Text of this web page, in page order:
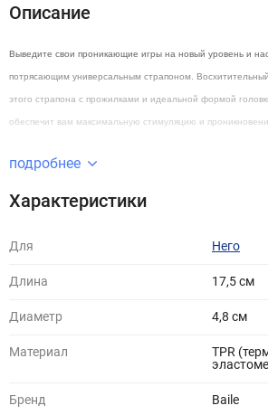
Описание
Выведите свои проникающие игры на новый уровень и
потрясающим универсальным страпоном.
этого страпона с прожилками и идеальной формой
обеспечит вам максимальную стимуляцию и
подробнее
Характеристики
Для Него
Длина 17,5 см
Диаметр 4,8 cм
Материал
TPR
Бренд Baile